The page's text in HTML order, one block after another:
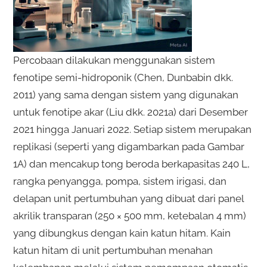
Percobaan dilakukan menggunakan sistem
fenotipe semi-hidroponik (Chen, Dunbabin dkk.
2011) yang sama dengan sistem yang digunakan
untuk fenotipe akar (Liu dkk. 2021a) dari Desember
2021 hingga Januari 2022. Setiap sistem merupakan
replikasi (seperti yang digambarkan pada Gambar
1A) dan mencakup tong beroda berkapasitas 240 L,
rangka penyangga, pompa, sistem irigasi, dan
delapan unit pertumbuhan yang dibuat dari panel
akrilik transparan (250 × 500 mm, ketebalan 4 mm)
yang dibungkus dengan kain katun hitam. Kain
katun hitam di unit pertumbuhan menahan